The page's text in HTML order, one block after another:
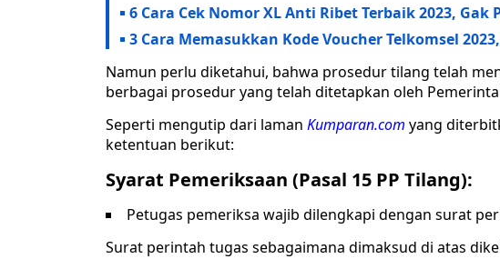
6 Cara Cek Nomor XL Anti Ribet Terbaik 2023,
3 Cara Memasukkan Kode Voucher Telkomsel
Namun perlu diketahui, bahwa prosedur tilang telah
berbagai prosedur yang telah ditetapkan oleh
Seperti mengutip dari laman Kumparan.com yang
ketentuan berikut:
Syarat Pemeriksaan (Pasal 15 PP Tilang):
Petugas pemeriksa wajib dilengkapi dengan surat
Surat perintah tugas sebagaimana dimaksud di atas